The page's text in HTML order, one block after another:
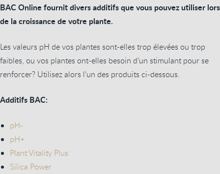
BAC Online fournit divers additifs que vous pouvez utiliser lors
de la croissance de votre plante.
Les valeurs pH de vos plantes sont-elles trop élevées ou trop
faibles, ou vos plantes ont-elles besoin d'un stimulant pour se
renforcer? Utilisez alors l'un des produits ci-dessous.
Additifs BAC:
pH-
pH+
Plant Vitality Plus
Silica Power